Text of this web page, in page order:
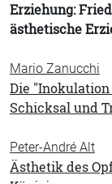
Erziehung:
ästhetische
Mario Zanucchi
Die
Schicksal und
Peter-André Alt
Ästhetik des